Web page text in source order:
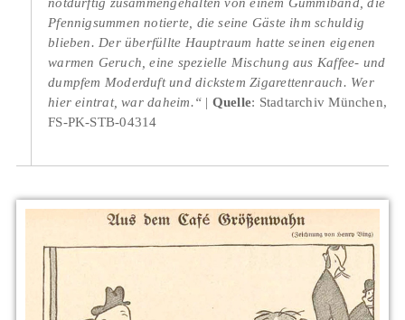
Pfennigsummen notierte, die seine Gäste ihm schuldig
blieben. Der überfüllte Hauptraum hatte seinen eigenen
warmen Geruch, eine spezielle Mischung aus Kaffee- und
dumpfem Moderduft und dickstem Zigarettenrauch. Wer
hier eintrat, war daheim.“
Quelle: Stadtarchiv München,
FS-PK-STB-04314